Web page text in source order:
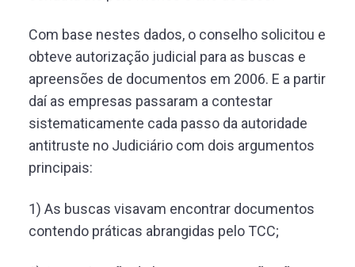
Com base nestes dados, o conselho solicitou e
obteve autorização judicial para as buscas e
apreensões de documentos em 2006. E a partir
daí as empresas passaram a contestar
sistematicamente cada passo da autoridade
antitruste no Judiciário com dois argumentos
principais:
1) As buscas visavam encontrar documentos
contendo práticas abrangidas pelo TCC;